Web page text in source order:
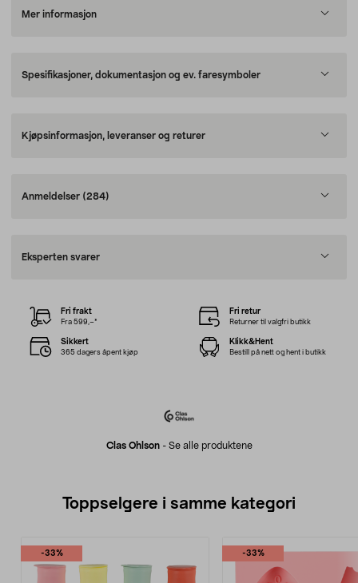
Mer informasjon
Spesifikasjoner, dokumentasjon og ev. faresymboler
Kjøpsinformasjon, leveranser og returer
Anmeldelser (284)
Eksperten svarer
Clas Ohlson- Se alle produktene
Fri frakt
Fra 599,–*
Fri retur
Returner til valgfri butikk
Sikkert
365 dagers åpent kjøp
Klikk&Hent
Bestill på nett og hent i butikk
Toppselgere i samme kategori
-33% -33%